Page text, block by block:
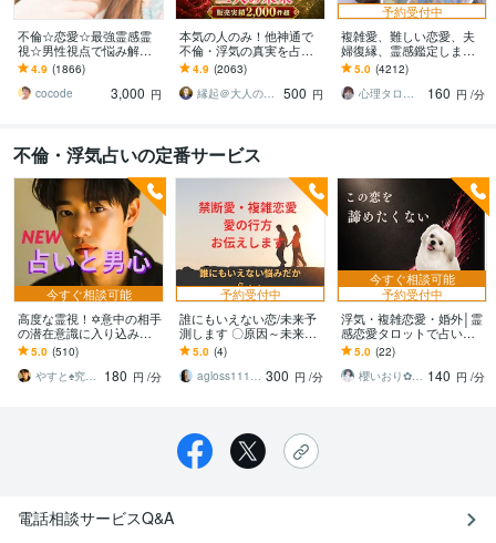
不倫☆恋愛☆最強霊感霊
視☆男性視点で悩み解決
します 彼のホントの気持
を霊視で読解き あなた
のモヤモヤを解決します
4.9 (1866)
cocode
3,000 円
本気の人のみ！他神通で
不倫・浮気の真実を占い
ます 不倫・W不倫・浮気
など複雑恋愛の専門家に
よる究極霊視鑑定
4.9 (2063)
縁起＠大人の恋愛占い師
500 円
予約受付中
複雑愛、難しい恋愛、夫
婦復縁、霊感鑑定します
鑑定中に癒しの声で波動
を整え、変化と成就をサ
ポートします
5.0 (4212)
心理タロット 愛乃巫奏（アムールのぶえ）
160 円 /分
不倫・浮気占いの定番サービス
今すぐ相談可能
高度な霊視！✡️意中の相手
の潜在意識に入り込みま
す ☪️上級霊視を駆使する
アドバイス☪️不倫/婚外恋
愛等の不安✨
5.0 (510)
やすと♠究極の癒し人・占い師・ゆるキャラ
180 円 /分
予約受付中
誰にもいえない恋/未来予
測します 〇原因～未来〇
忖度なしでありのままお
伝えします
5.0 (4)
agloss1118（アグロス） 300 円 /分
今すぐ相談可能
予約受付中
浮気・複雑恋愛・婚外│霊
感恋愛タロットで占いま
す 訳あり恋愛【彼の心や
気持ち]上司部下・師匠と
弟子・年の差恋愛
5.0 (22)
櫻いおり✿心と未来を紡ぐナビゲーター 140 円 /分
電話相談サービスQ&A